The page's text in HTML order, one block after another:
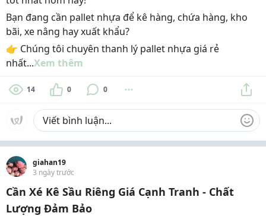
Bạn đang cần pallet nhựa để kê hàng, chứa hàng, kho
bãi, xe nâng hay xuất khẩu?
👉 Chúng tôi chuyên thanh lý pallet nhựa giá rẻ
nhất...Xem thêm
14 0 0
giahan19
3 ngày trước
Cần Xé Kê Sầu Riêng Giá Cạnh Tranh - Chất
Lượng Đảm Bảo